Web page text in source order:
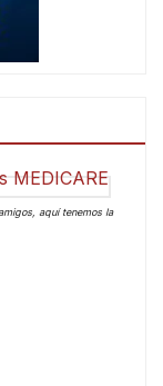
aquí tenemos la